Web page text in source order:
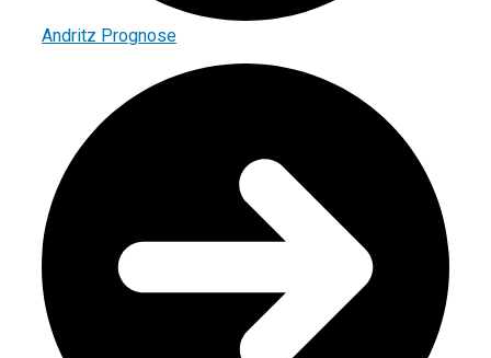
Andritz Prognose